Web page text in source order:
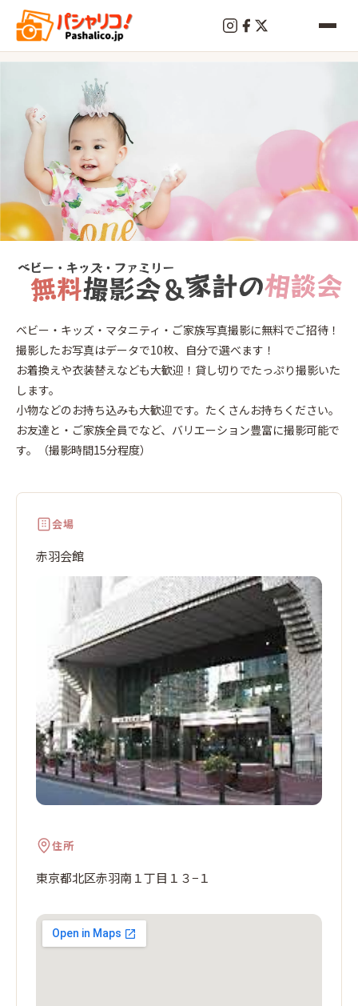
終
了
赤
羽
ベビー・キッズ・マタニティ・ご家族写真撮影に無料でご招待！
撮影したお写真はデータで10枚、自分で選べます！
お着換えや衣装替えなども大歓迎！貸し切りでたっぷり撮影いた
します。
小物などのお持ち込みも大歓迎です。たくさんお持ちください。
お友達と・ご家族全員でなど、バリエーション豊富に撮影可能で
す。（撮影時間15分程度）
会場
赤羽会館
住所
東京都北区赤羽南１丁目１３−１